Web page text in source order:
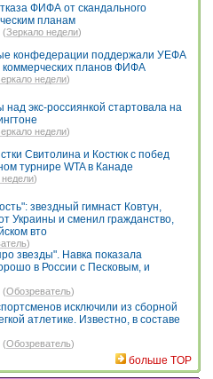
ФИФА от скандального
планам
(Зеркало недели)
конфедерации поддержали УЕФА
коммерческих планов ФИФА
недели)
экс-россиянкой стартовала на
недели)
Свитолина и Костюк с побед
турнире WTA в Канаде
)
звездный гимнаст Ковтун,
Украины и сменил гражданство,
вто
)
звезды". Навка показала
в России с Песковым, и
(Обозреватель)
исключили из сборной
атлетике. Известно, в составе
(Обозреватель)
больше TOP